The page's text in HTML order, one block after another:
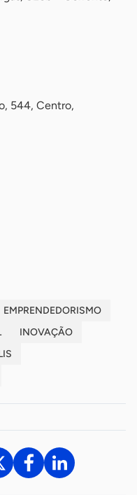
544, Centro,
EMPRENDEDORISMO
INOVAÇÃO